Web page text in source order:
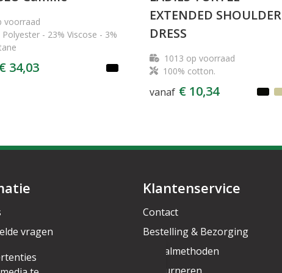
voorraad
Polyester - 23% Viscose - 3%
€ 34,03
EXTENDED SHOULDER
DRESS
1013 op voorraad
100% cotton.
vanaf € 10,34
vragen
Klantenservice
Contact
Bestelling & Bezorging
Betaalmethoden